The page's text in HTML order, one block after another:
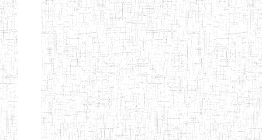
TRAINING
COLLEGE
"K.T.T.C NDOP"
ENIEG PRIVEE
BILINGUE
LAIQUE LES
PERFORMANCES
01/09/2015 ENIEG